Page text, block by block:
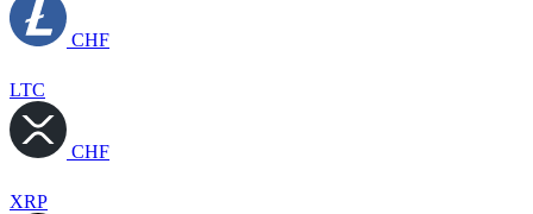
CHF
LTC
CHF
XRP